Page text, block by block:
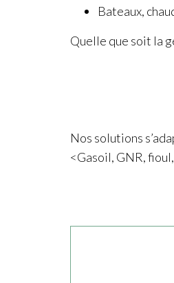
Bateaux,
Quelle que soit la
Nos solutions
<Gasoil, GNR,